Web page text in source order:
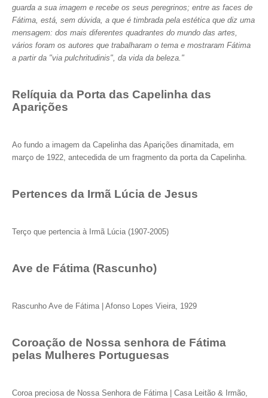
guarda a sua imagem e recebe os seus peregrinos; entre as faces de
Fátima, está, sem dúvida, a que é timbrada pela estética que diz uma
mensagem: dos mais diferentes quadrantes do mundo das artes,
vários foram os autores que trabalharam o tema e mostraram Fátima
a partir da "via pulchritudinis", da vida da beleza."
Relíquia da Porta das Capelinha das
Aparições
Ao fundo a imagem da Capelinha das Aparições dinamitada, em
março de 1922, antecedida de um fragmento da porta da Capelinha.
Pertences da Irmã Lúcia de Jesus
Terço que pertencia à Irmã Lúcia (1907-2005)
Ave de Fátima (Rascunho)
Rascunho Ave de Fátima | Afonso Lopes Vieira, 1929
Coroação de Nossa senhora de Fátima
pelas Mulheres Portuguesas
Coroa preciosa de Nossa Senhora de Fátima | Casa Leitão & Irmão,